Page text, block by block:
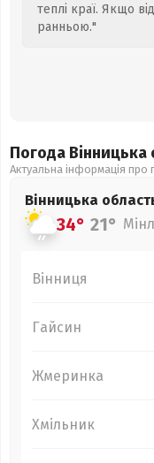
теплі краї. Якщо
ранньою."
Погода Вінницька
Актуальна інформація про
Вінницька
34° 21°
Вінниця
Гайсин
Жмеринка
Хмільник